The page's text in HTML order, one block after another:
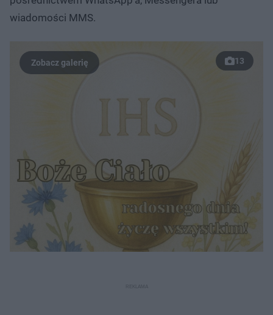
wiadomości MMS.
13